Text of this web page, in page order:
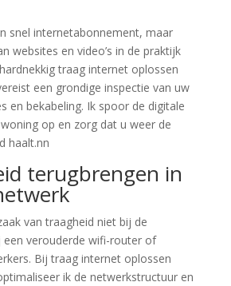
snel internetabonnement, maar
websites en video’s in de praktijk
traag internet oplossen
een grondige inspectie van uw
en bekabeling. Ik spoor de digitale
op en zorg dat u weer de
haalt.nn
terugbrengen in
van traagheid niet bij de
een verouderde wifi-router of
Bij traag internet oplossen
ik de netwerkstructuur en